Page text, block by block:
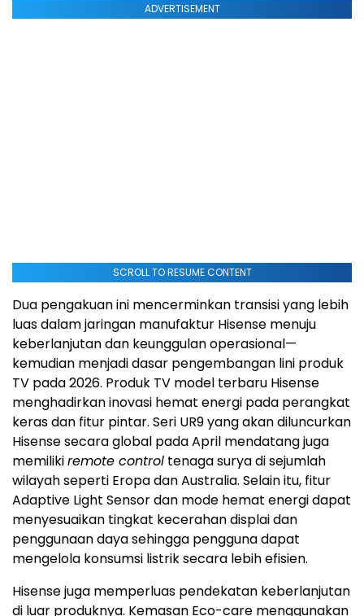
ADVERTISEMENT
SCROLL TO RESUME CONTENT
Dua pengakuan ini mencerminkan transisi yang lebih
luas dalam jaringan manufaktur Hisense menuju
keberlanjutan dan keunggulan operasional—
kemudian menjadi dasar pengembangan lini produk
TV pada 2026. Produk TV model terbaru Hisense
menghadirkan inovasi hemat energi pada perangkat
keras dan fitur pintar. Seri UR9 yang akan diluncurkan
Hisense secara global pada April mendatang juga
memilikiremote control tenaga surya di sejumlah
wilayah seperti Eropa dan Australia. Selain itu, fitur
Adaptive Light Sensor dan mode hemat energi dapat
menyesuaikan tingkat kecerahan displai dan
penggunaan daya sehingga pengguna dapat
mengelola konsumsi listrik secara lebih efisien.
Hisense juga memperluas pendekatan keberlanjutan
di luar produknya. Kemasan Eco-care menggunakan